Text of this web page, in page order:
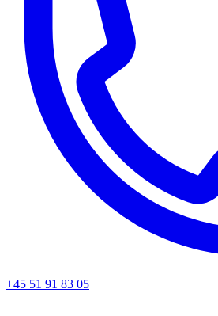
+45 51 91 83 05